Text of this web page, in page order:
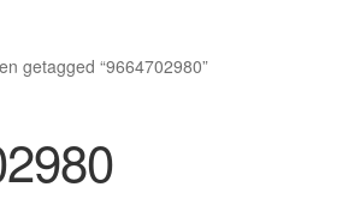
getagged “9664702980”